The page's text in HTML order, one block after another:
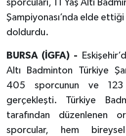
sporcuları, 11 Yaş Altı
Şampiyonası’nda elde
doldurdu.
BURSA (İGFA) -
Altı Badminton Türkiye
405 sporcunun ve 123
gerçekleşti. Türkiye
tarafından düzenlenen
sporcular, hem